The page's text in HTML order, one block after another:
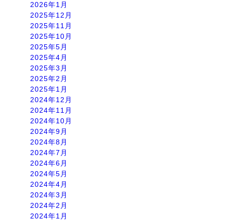
2026年1月
2025年12月
2025年11月
2025年10月
2025年5月
2025年4月
2025年3月
2025年2月
2025年1月
2024年12月
2024年11月
2024年10月
2024年9月
2024年8月
2024年7月
2024年6月
2024年5月
2024年4月
2024年3月
2024年2月
2024年1月